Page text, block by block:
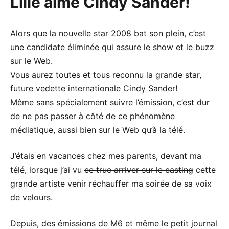
Alors que la nouvelle star 2008 bat son plein, c’est
une candidate éliminée qui assure le show et le buzz
sur le Web.
Vous aurez toutes et tous reconnu la grande star,
future vedette internationale Cindy Sander!
Même sans spécialement suivre l’émission, c’est dur
de ne pas passer à côté de ce phénomène
médiatique, aussi bien sur le Web qu’à la télé.
J’étais en vacances chez mes parents, devant ma
télé, lorsque j’ai vu ce truc arriver sur le casting cette
grande artiste venir réchauffer ma soirée de sa voix
de velours.
Depuis, des émissions de M6 et même le petit journal